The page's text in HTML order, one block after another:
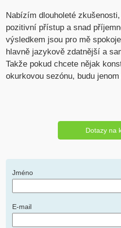
Nabízím dlouholeté
pozitivní přístup a snad
výsledkem jsou pro mě
hlavně jazykově zdatnější a
Takže pokud chcete nějak
okurkovou sezónu, budu jenom
Dotazy na
Jméno
E-mail